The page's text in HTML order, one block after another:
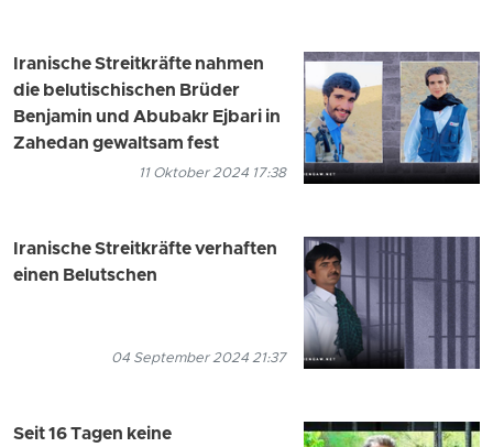
Iranische Streitkräfte nahmen
die belutischischen Brüder
Benjamin und Abubakr Ejbari in
Zahedan gewaltsam fest
11 Oktober 2024 17:38
Iranische Streitkräfte verhaften
einen Belutschen
04 September 2024 21:37
Seit 16 Tagen keine